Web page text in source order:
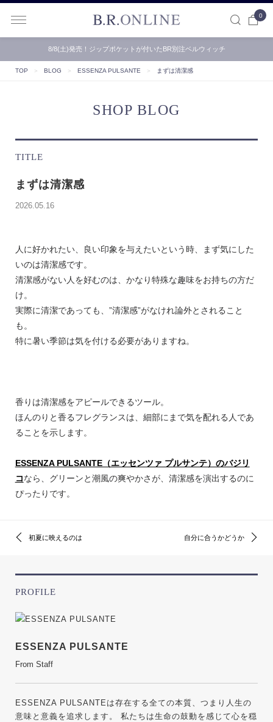
0
8/8(土)発売！ジップポケットが付いたBR別注ベルウィッチ
TOP ＞ BLOG ＞ ESSENZA PULSANTE ＞ まずは清潔感
SHOP BLOG
TITLE
まずは清潔感
2026.05.16
人に好かれたい、良い印象を与えたいという時、まず気にした
いのは清潔感です。
清潔感がない人を好むのは、かなり特殊な趣味をお持ちの方だ
け。
実際に清潔であっても、”清潔感”がなけれ論外とされること
も。
特に暑い季節は気を付ける必要がありますね。
香りは清潔感をアピールできるツール。
ほんのりと香るフレグランスは、細部にまで気を配れる人であ
ることを示します。
ESSENZA PULSANTE（エッセンツァ プルサンテ）のバジリ
コなら、グリーンと潮風の爽やかさが、清潔感を演出するのに
ぴったりです。
初夏に映えるのは 自分に合うかどうか
PROFILE
ESSENZA PULSANTE
From Staff
ESSENZA PULSANTEは存在する全ての本質、つまり人生の
意味と意義を追求します。 私たちは生命の鼓動を感じて心を穏